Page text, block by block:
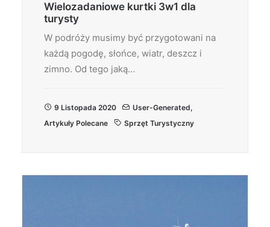
Wielozadaniowe kurtki 3w1 dla
turysty
W podróży musimy być przygotowani na
każdą pogodę, słońce, wiatr, deszcz i
zimno. Od tego jaką…
9 Listopada 2020 User-Generated,
Artykuły Polecane
Sprzęt Turystyczny